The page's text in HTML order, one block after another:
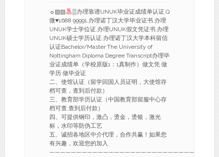
☼▧▨
▒办理靠谱UNUK毕业证成绩单认证,Q
微♥1688 99991,办理诺丁汉大学毕业证书,办理
UNUK学士学位证,办理UNUK假文凭证书,办理
UNUK硕士学历认证,办理诺丁汉大学本科留信
认证Bachelor/Master The University of
Nottingham Diploma Degree Transcript办理毕
业证成绩单（学校原版1：1真制作）做文凭 做
学历 做毕业证
二、使馆认证（留学回国人员证明，大使馆存
档可查，查到后付款）
三、教育部学历认证（中国教育部留服中心存
档可查,查到后付款）
四、可提供钢印，激凸，烫金，烫银，激光
标，水印等防伪工艺
五、诚招各地区中介代理，合作共赢！如果您
有兴趣，欢迎您的加入
———————————————————————————-